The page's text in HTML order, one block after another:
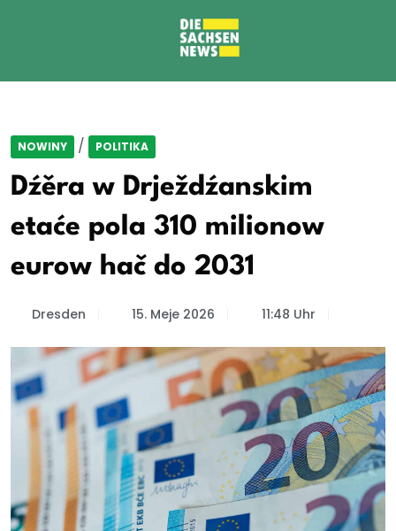
NOWINY / POLITIKA
Dźěra w Drježdźanskim
etaće pola 310 milionow
eurow hač do 2031
Dresden 15. Meje 2026 11:48 Uhr